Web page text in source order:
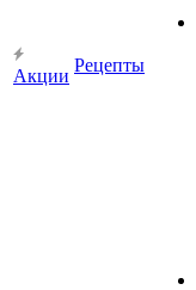
Акции
Рецепты